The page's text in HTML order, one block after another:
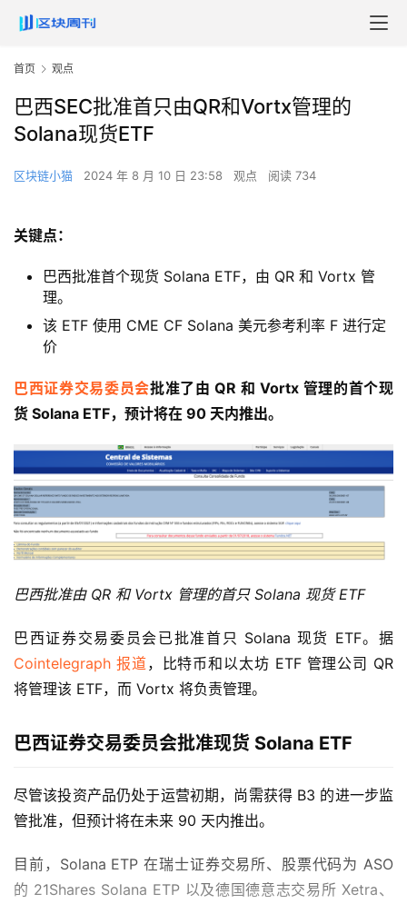
首页 观点
巴西SEC批准首只由QR和Vortx管理的
Solana现货ETF
区块链小猫 2024 年 8 月 10 日 23:58 观点 阅读 734
关键点：
巴西批准首个现货 Solana ETF，由 QR 和 Vortx 管
理。
该 ETF 使用 CME CF Solana 美元参考利率 F 进行定
价
巴西证券交易委员会批准了由 QR 和 Vortx 管理的首个现
货 Solana ETF，预计将在 90 天内推出。
巴西批准由 QR 和 Vortx 管理的首只 Solana 现货 ETF
巴西证券交易委员会已批准首只 Solana 现货 ETF。据
Cointelegraph 报道，比特币和以太坊 ETF 管理公司 QR
将管理该 ETF，而 Vortx 将负责管理。
巴西证券交易委员会批准现货 Solana ETF
尽管该投资产品仍处于运营初期，尚需获得 B3 的进一步监
管批准，但预计将在未来 90 天内推出。
目前，Solana ETP 在瑞士证券交易所、股票代码为 ASO
的 21Shares Solana ETP 以及德国德意志交易所 Xetra、